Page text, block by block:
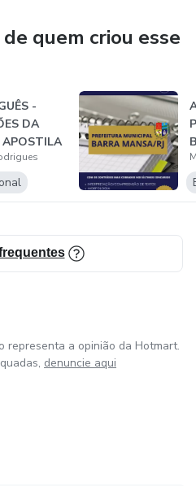
sua busca por estabilidade
oferecemos um
que você merece.
material exclusivo.
a sexta-feira.
transformar seus objetivos
no 'Português Aprova+RJ' e
quem criou esse
-
DA
APOSTILA
representa a opinião da Hotmart.
denuncie aqui